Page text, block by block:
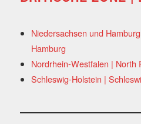
Niedersachsen und
Hamburg
Nordrhein-Westfalen | North
Schleswig-Holstein |